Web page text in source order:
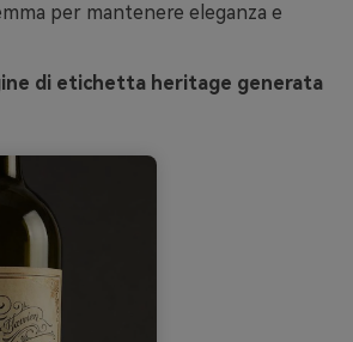
per mantenere eleganza e
di etichetta heritage generata